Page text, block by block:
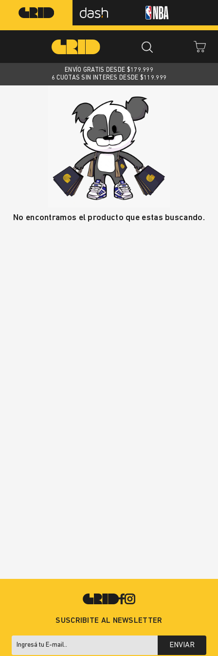
ENVÍO GRATIS DESDE $179.999
6 CUOTAS SIN INTERES DESDE $119.999
No encontramos el producto que estas buscando.
SUSCRIBITE AL NEWSLETTER
ENVIAR